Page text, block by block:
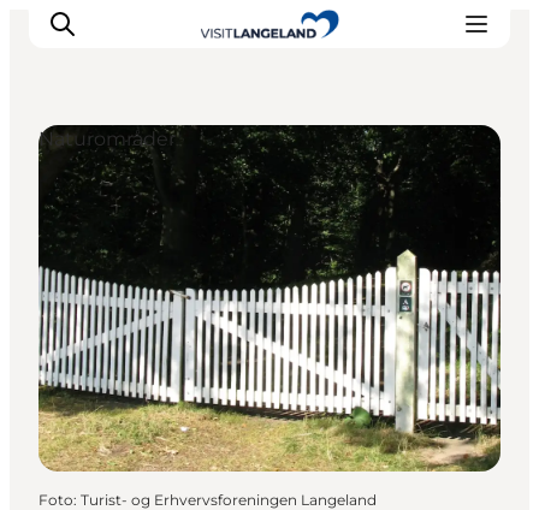
Oplevelser
Byer og øer
Outdoor
Overnatning
Planlæg ferie
Naturområder
Foto: Turist- og Erhvervsforeningen Langeland